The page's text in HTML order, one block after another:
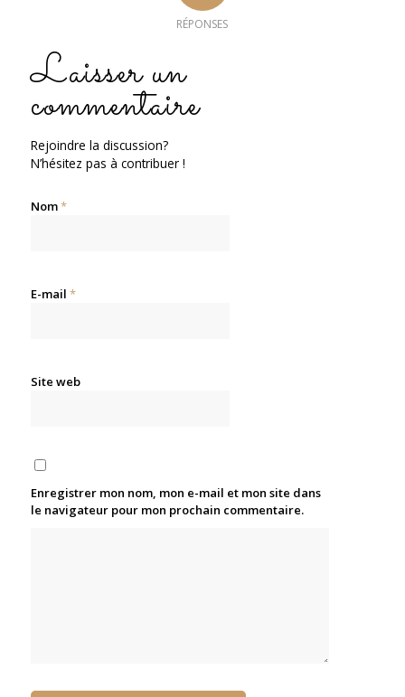
RÉPONSES
Laisser un
commentaire
Rejoindre la discussion?
N’hésitez pas à contribuer !
Nom*
E-mail *
Site web
Enregistrer mon nom, mon e-mail et mon site dans
le navigateur pour mon prochain commentaire.